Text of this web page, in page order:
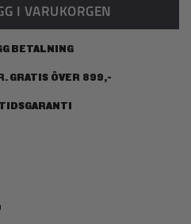
I VARUKORGEN
BETALNING
GRATIS ÖVER 899,-